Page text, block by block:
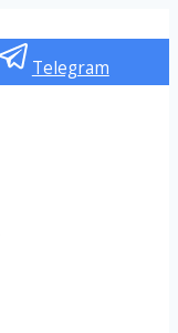
Telegram